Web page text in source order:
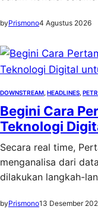
byPrismono4 Agustus 2026
DOWNSTREAM HEADLINES
Begini Cara
Teknologi
Secara real time,
menganalisa dari
dilakukan langkah-
byPrismono13 Desember